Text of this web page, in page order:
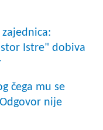
Istre" dobiva
čega mu se
nije